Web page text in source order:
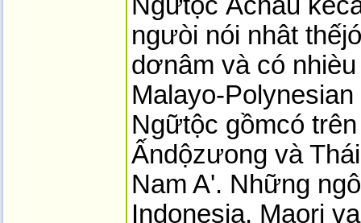
ngưòi nói nhât
dơnâm và có
Malayo-
Ngữtộc gồmcó
Ấndộzưong và
Nam A'. Những
Indonesia, Maori